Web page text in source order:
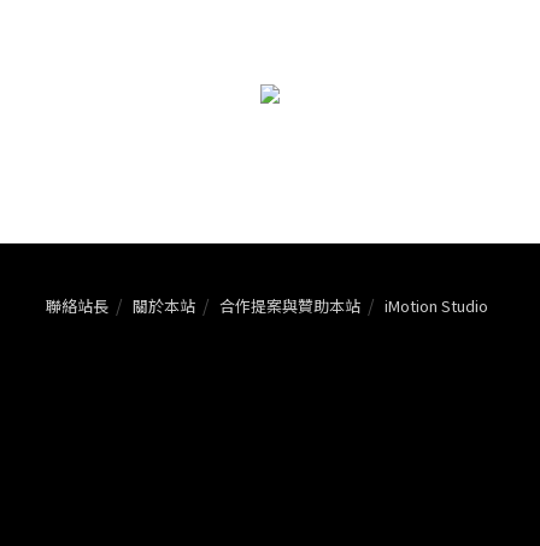
聯絡站長 關於本站 合作提案與贊助本站 iMotion Studio